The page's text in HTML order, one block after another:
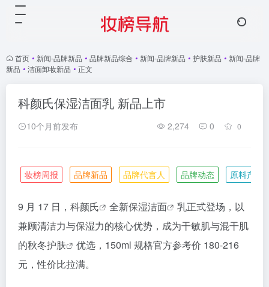
首页 • 新闻-品牌新品 • 品牌新品综合 • 新闻-品牌新品 • 护肤新品 • 新闻-品牌
新品 • 洁面卸妆新品 • 正文
科颜氏保湿洁面乳 新品上市
10个月前发布 2,274 0 0
妆榜周报 品牌新品 品牌代言人 品牌动态 原料产业
9 月 17 日， 科颜氏 全新保湿洁面
乳正式登场，以
兼顾清洁力与保湿力的核心优势，成为干敏肌与混干肌
的秋冬护肤
优选，150ml 规格官方参考价 180-216
元，性价比拉满。